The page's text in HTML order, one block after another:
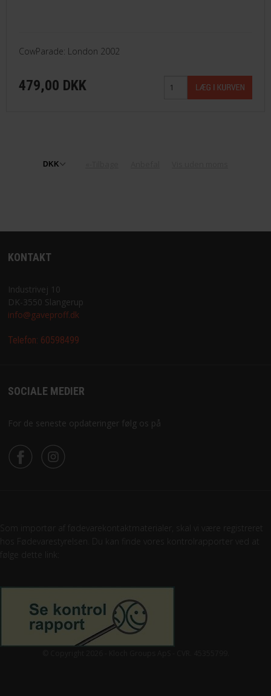
CowParade: London 2002
479,00 DKK
KONTAKT
Industrivej 10
DK-3550 Slangerup
info@gaveproff.dk
Telefon: 60598499
SOCIALE MEDIER
For de seneste opdateringer følg os på
Som importør af fødevarekontaktmaterialer, skal vi være registreret
hos Fødevarestyrelsen. Du kan finde vores kontrolrapporter ved at
følge dette link: